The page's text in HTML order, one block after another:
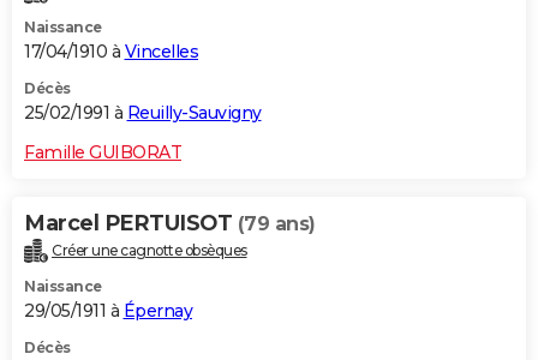
Naissance
17/04/1910 à Vincelles
Décès
25/02/1991 à Reuilly-Sauvigny
Famille GUIBORAT
Marcel PERTUISOT (79 ans)
Créer une cagnotte obsèques
Naissance
29/05/1911 à Épernay
Décès